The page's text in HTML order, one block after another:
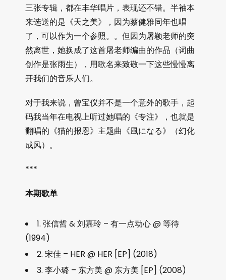
三张专辑，都在丰华唱片，表现还不错。半袖本
来选送的是《天之美》，因为蔡健雅同年也唱
了，可以作为一个参照。。但因为屠颖老师的突
然离世，她换成了这首屠老师编曲的作品（词曲
创作是张雨生），用歌名来致敬一下这些慢慢离
开我们的音乐人们。
对于我来说，曾宝仪并不是一个意外的歌手，起
码我当年在电视上听过她唱的《专注》，也就是
翻唱的《猫的报恩》主题曲《風になる》（幻化
成风）。
***
本期歌单
1. 张信哲 & 刘嘉玲 – 有一点动心 @ 等待
(1994)
2. 宋佳 – HER @ HER [EP] (2018)
3. 李小璐 – 东方美 @ 东方美 [EP] (2008)